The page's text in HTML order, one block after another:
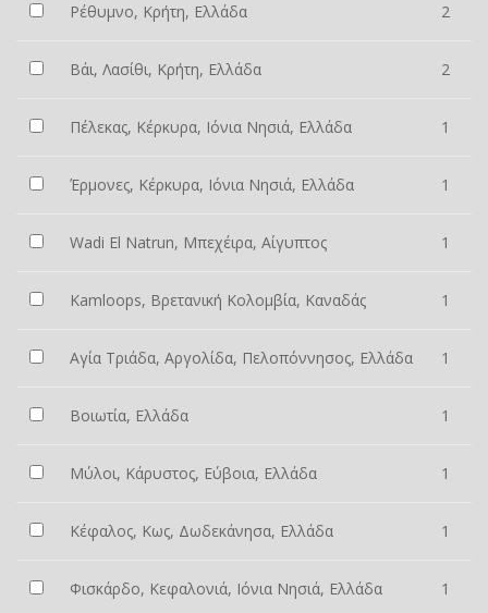
Ρέθυμνο, Κρήτη, Ελλάδα 2
Βάι, Λασίθι, Κρήτη, Ελλάδα 2
Πέλεκας, Κέρκυρα, Ιόνια Νησιά, Ελλάδα 1
Έρμονες, Κέρκυρα, Ιόνια Νησιά, Ελλάδα 1
Wadi El Natrun, Μπεχέιρα, Αίγυπτος 1
Kamloops, Βρετανική Κολομβία, Καναδάς 1
Αγία Τριάδα, Αργολίδα, Πελοπόννησος, Ελλάδα 1
Βοιωτία, Ελλάδα 1
Μύλοι, Κάρυστος, Εύβοια, Ελλάδα 1
Κέφαλος, Κως, Δωδεκάνησα, Ελλάδα 1
Φισκάρδο, Κεφαλονιά, Ιόνια Νησιά, Ελλάδα 1